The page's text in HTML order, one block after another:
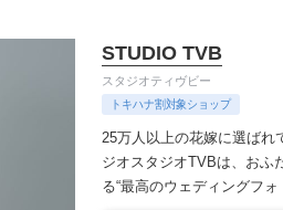
ヘア&メイクショップ一覧
ブライダルエステショップ一覧
STUDIO TVB
スタジオティヴビー
トキハナ割対象ショップ
25万人以上の花嫁に選ばれ
ジオスタジオTVBは、おふ
る“最高のウェディングフ